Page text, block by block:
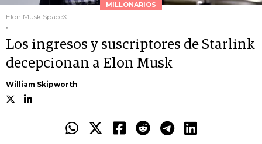
MILLONARIOS
Elon Musk SpaceX
.
Los ingresos y suscriptores de Starlink
decepcionan a Elon Musk
William Skipworth